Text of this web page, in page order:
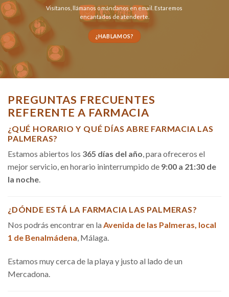
Visítanos, llámanosomándanos en email . Estaremos
encantados de atenderte.
¿HABLAMOS?
PREGUNTAS FRECUENTES
REFERENTE A FARMACIA
¿QUÉ HORARIO Y QUÉ DÍAS ABRE FARMACIA LAS
PALMERAS?
Estamos abiertos los 365 días del año, para ofreceros el
mejor servicio, en horario ininterrumpido de 9:00 a 21:30 de
la noche.
¿DÓNDE ESTÁ LA FARMACIA LAS PALMERAS?
Nos podrás encontrar en la Avenida de las Palmeras, local
1 de Benalmádena, Málaga.
Estamos muy cerca de la playa y justo al lado de un
Mercadona.